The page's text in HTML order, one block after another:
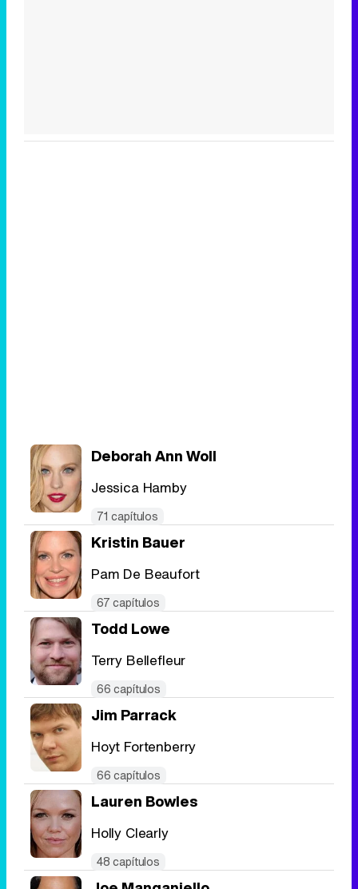
Deborah Ann Woll
Jessica Hamby
71 capítulos
Kristin Bauer
Pam De Beaufort
67 capítulos
Todd Lowe
Terry Bellefleur
66 capítulos
Jim Parrack
Hoyt Fortenberry
66 capítulos
Lauren Bowles
Holly Clearly
48 capítulos